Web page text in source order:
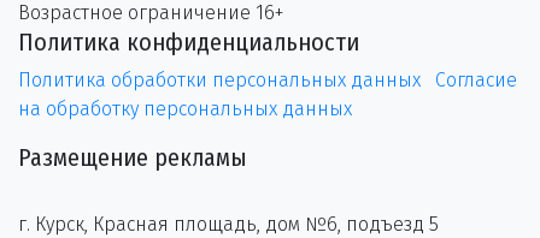
Возрастное ограничение 16+
Политика конфиденциальности
Политика обработки персональных данных
Согласие
на обработку персональных данных
Размещение рекламы
г. Курск, Красная площадь, дом №6, подъезд 5